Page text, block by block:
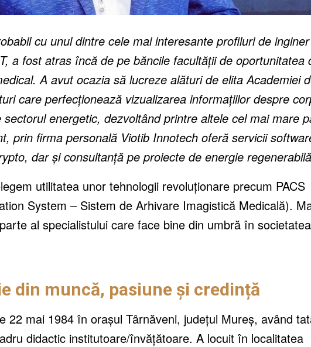
cu unul dintre cele mai interesante profiluri de inginer
a fost atras încă de pe băncile facultății de oportunitatea
A avut ocazia să lucreze alături de elita Academiei
care perfecționează vizualizarea informațiilor despre
energetic, dezvoltând printre altele cel mai mare
prin firma personală Viotib Innotech oferă servicii
dar și consultanță pe proiecte de energie
utilitatea unor tehnologii revoluționare precum PACS
System – Sistem de Arhivare Imagistică Medicală).
al specialistului care face bine din umbră în societatea
din muncă, pasiune și credință
22 mai 1984 în orașul Târnăveni, județul Mureș, având
didactic institutoare/învățătoare. A locuit în localitatea